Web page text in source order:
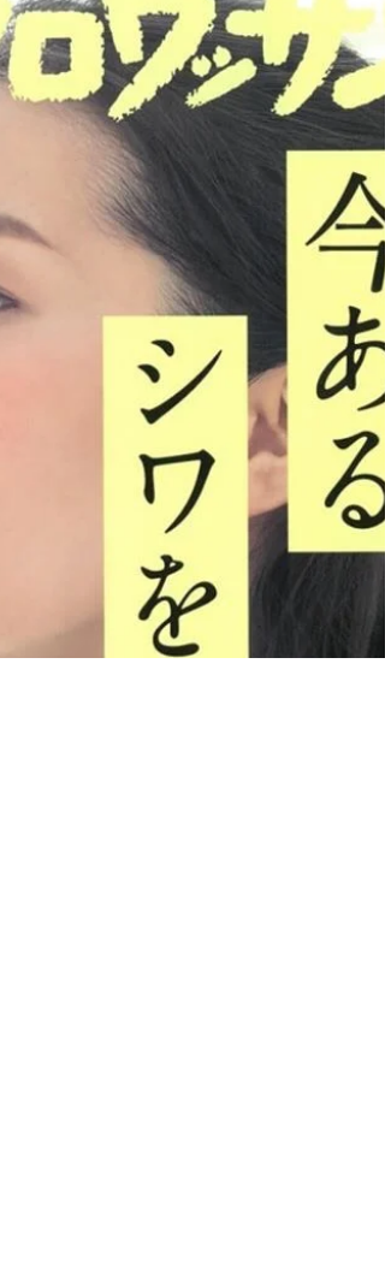
回は、 たいめいけんの茂出木さんの愛用品とし
SBCP生ミネラルミスト＋をご紹介頂きました。
森三中の皆さんが何これ？ と冷蔵庫の中身から
SBCP生ミネラルミスト＋を取り出したシーン。
ご紹介シーン 茂出木さん愛用頂きありがとうござ
います！ ヒルナンデス！の情報につきましては
式ホームページよりご確認ください。 ヒルナンデ
ス！公式ホームページ 実際にSBCP生ミネラルミ
スト＋を冷やして使うというのは、問題ありませ
ん。 冷やして使用することによりよりクール感
感じることができ、爽快感もupします！ ネットで
のご注文はこちらからよろしくお願いします。
式サイト 美容師さんでステップボーンカットを習
得したい方はこちらから。 セミナー 商品のお問い
合わせは shop@sbcp.jp プレス堤好司宛まで #小
顔美容液 #若白髪 #白髪解